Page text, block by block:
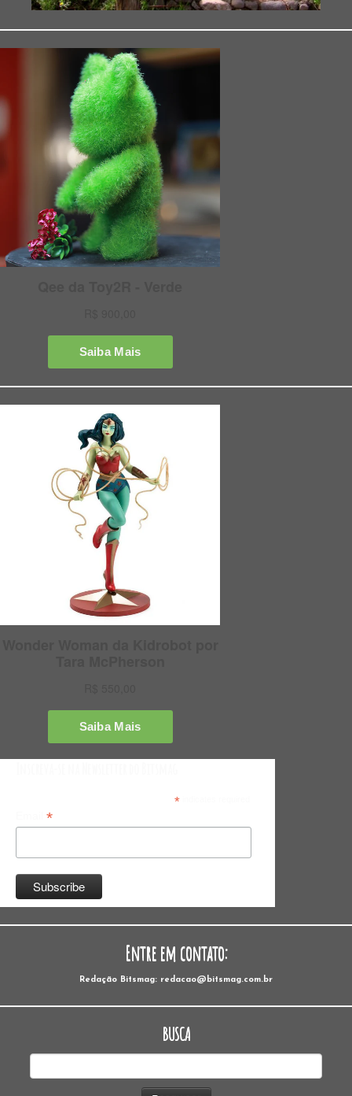
*indicates required
*
Entre em contato:
Redação Bitsmag: redacao@bitsmag.com.br
BUSCA